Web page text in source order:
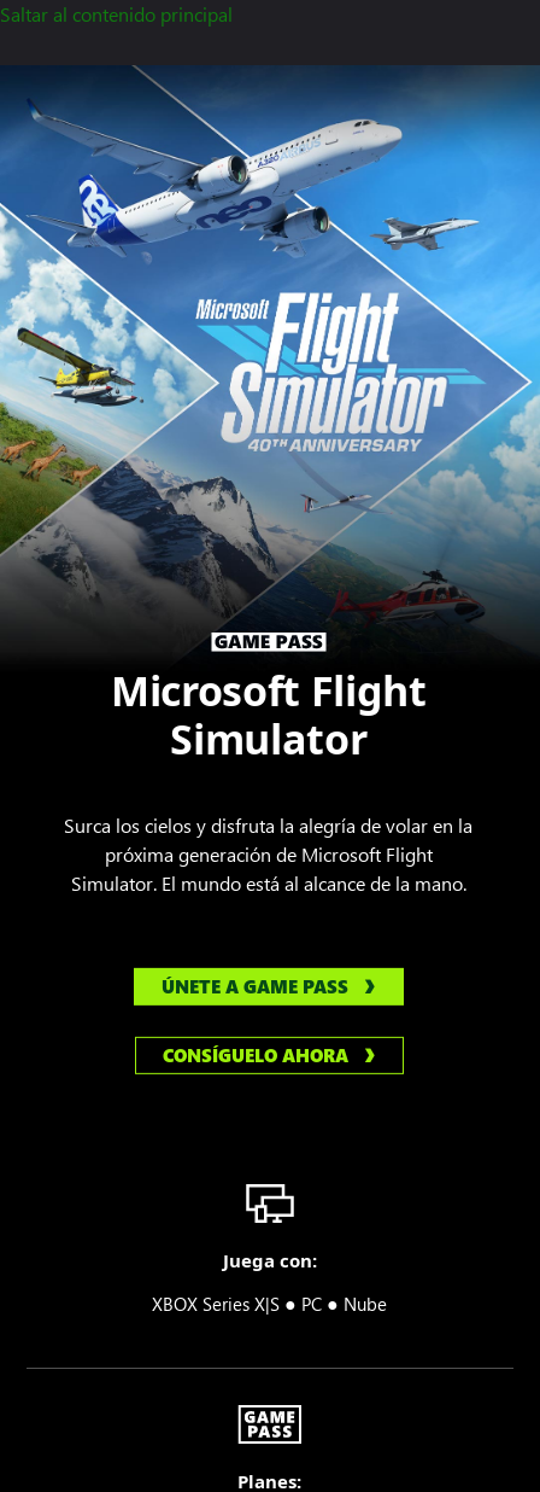
Saltar al contenido principal
Microsoft Flight
Simulator
Surca los cielos y disfruta la alegría de volar en la
próxima generación de Microsoft Flight
Simulator. El mundo está al alcance de la mano.
ÚNETE A GAME PASS
CONSÍGUELO AHORA
Juega con:
XBOX Series X|S ● PC ● Nube
Planes: